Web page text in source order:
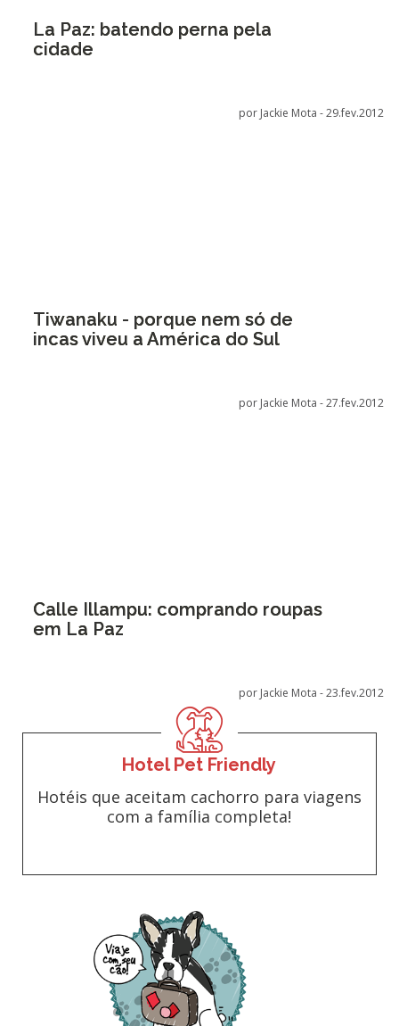
La Paz: batendo perna pela
cidade
por Jackie Mota -29.fev.2012
Tiwanaku - porque nem só de
incas viveu a América do Sul
por Jackie Mota -27.fev.2012
Calle Illampu: comprando roupas
em La Paz
por Jackie Mota -23.fev.2012
Hotel Pet Friendly
Hotéis que aceitam cachorro para viagens
com a família completa!